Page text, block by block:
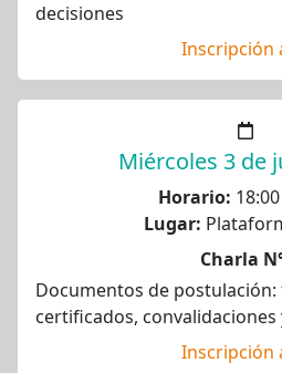
decisiones
Inscripción
Miércoles 3 de
Horario:
Lugar:
Charla
Documentos de
certificados,
Inscripción